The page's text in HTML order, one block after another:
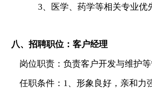
3、医学、药学等相关专业优
八、招聘职位：客户经理
岗位职责：负责客户开发与维护
任职条件： 1 、形象良好，亲和力